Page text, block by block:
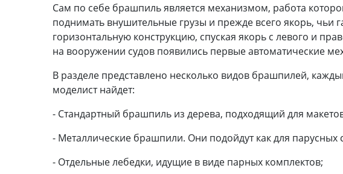
Сам по себе брашпиль является механизмом, работа
поднимать внушительные грузы и прежде всего якорь, чьи
горизонтальную конструкцию, спуская якорь с левого и
на вооружении судов появились первые автоматические
В разделе представлено несколько видов брашпилей,
моделист найдет:
- Стандартный брашпиль из дерева, подходящий для
- Металлические брашпили. Они подойдут как для парусных
- Отдельные лебедки, идущие в виде парных комплектов;